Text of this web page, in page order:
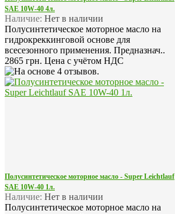
SAE 10W-40 4л.
Наличие: Нет в наличии
Полусинтетическое моторное масло на
гидрокреккинговой основе для
всесезонного применения. Предназнач..
2865 грн. Цена с учётом НДС
Полусинтетическое моторное масло - Super Leichtlauf
SAE 10W-40 1л.
Наличие: Нет в наличии
Полусинтетическое моторное масло на